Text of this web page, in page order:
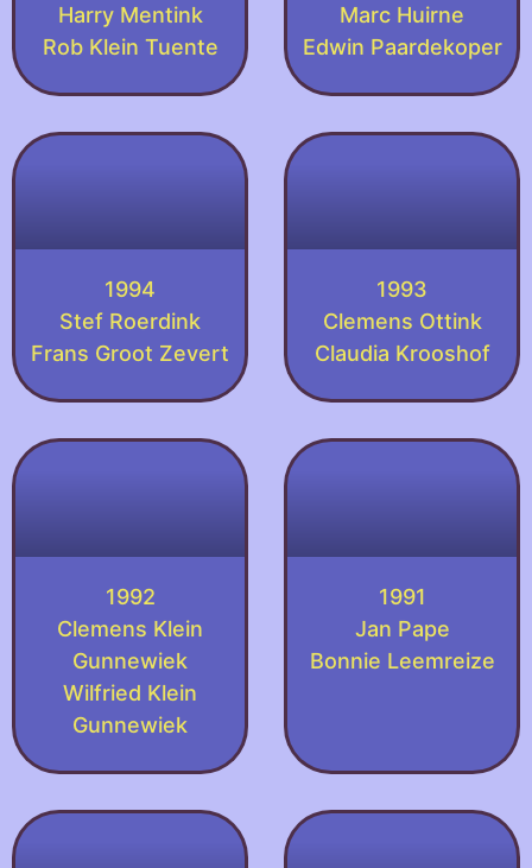
Harry Mentink
Rob Klein Tuente
Marc Huirne
Edwin Paardekoper
1994
Stef Roerdink
Frans Groot Zevert
1993
Clemens Ottink
Claudia Krooshof
1992
Clemens Klein
Gunnewiek
Wilfried Klein
Gunnewiek
1991
Jan Pape
Bonnie Leemreize